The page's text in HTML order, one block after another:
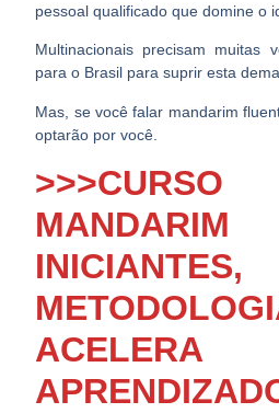
pessoal qualificado que domine o
Multinacionais precisam muitas
para o Brasil para suprir esta
Mas, se você falar mandarim
optarão por você.
INICIANTES,